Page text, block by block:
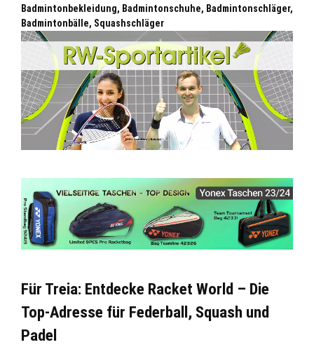
Badmintonbekleidung, Badmintonschuhe, Badmintonschläger,
Badmintonbälle, Squashschläger
Für Treia: Entdecke Racket World – Die
Top-Adresse für Federball, Squash und
Padel